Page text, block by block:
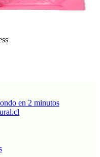
en 2 minutos